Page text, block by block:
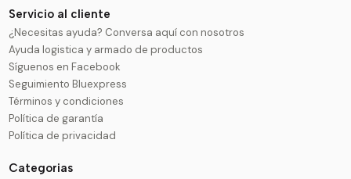
Servicio al cliente
¿Necesitas ayuda? Conversa aquí con nosotros
Ayuda logistica y armado de productos
Síguenos en Facebook
Seguimiento Bluexpress
Términos y condiciones
Política de garantía
Política de privacidad
Categorias